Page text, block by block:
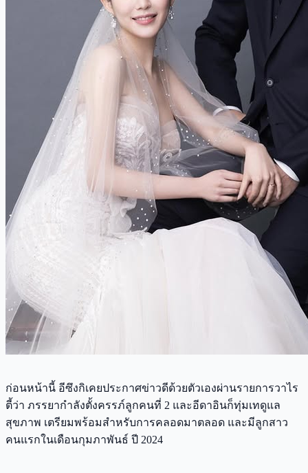
ก่อนหน้านี้ อีซึงกิเคยประกาศข่าวดีด้วยตัวเองผ่านรายการวาไร
ตี้ว่า ภรรยากำลังตั้งครรภ์ลูกคนที่ 2 และอีดาอินก็ทุ่มเทดูแล
สุขภาพ เตรียมพร้อมสำหรับการคลอดมาตลอด และมีลูกสาว
คนแรกในเดือนกุมภาพันธ์ ปี 2024